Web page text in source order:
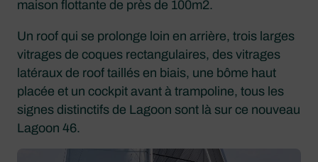
maison flottante de près de 100m2.
Un roof qui se prolonge loin en arrière, trois larges
vitrages de coques rectangulaires, des vitrages
latéraux de roof taillés en biais, une bôme haut
placée et un cockpit avant à trampoline, tous les
signes distinctifs de Lagoon sont là sur ce nouveau
Lagoon 46.